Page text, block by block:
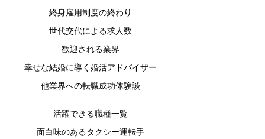
終身雇用制度の終わり
世代交代による求人数
歓迎される業界
幸せな結婚に導く婚活アドバイザー
他業界への転職成功体験談
活躍できる職種一覧
面白味のあるタクシー運転手